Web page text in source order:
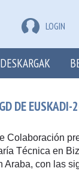
LOGIN
DESKARGAK
DE
Colaboración
Técnica en
Araba, con las